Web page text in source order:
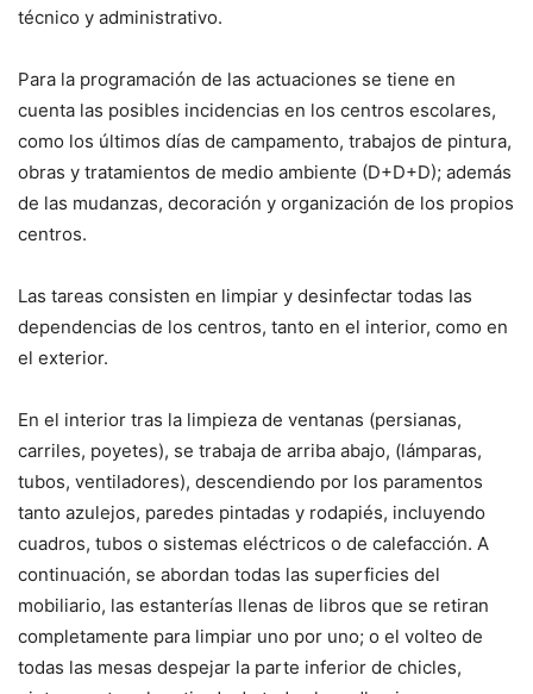
técnico y administrativo.
Para la programación de las actuaciones se tiene en
cuenta las posibles incidencias en los centros escolares,
como los últimos días de campamento, trabajos de pintura,
obras y tratamientos de medio ambiente (D+D+D); además
de las mudanzas, decoración y organización de los propios
centros.
Las tareas consisten en limpiar y desinfectar todas las
dependencias de los centros, tanto en el interior, como en
el exterior.
En el interior tras la limpieza de ventanas (persianas,
carriles, poyetes), se trabaja de arriba abajo, (lámparas,
tubos, ventiladores), descendiendo por los paramentos
tanto azulejos, paredes pintadas y rodapiés, incluyendo
cuadros, tubos o sistemas eléctricos o de calefacción. A
continuación, se abordan todas las superficies del
mobiliario, las estanterías llenas de libros que se retiran
completamente para limpiar uno por uno; o el volteo de
todas las mesas despejar la parte inferior de chicles,